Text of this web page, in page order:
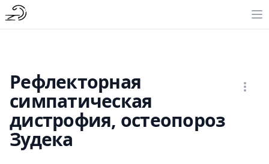
Рефлекторная
симпатическая
дистрофия, остеопороз
Зудека